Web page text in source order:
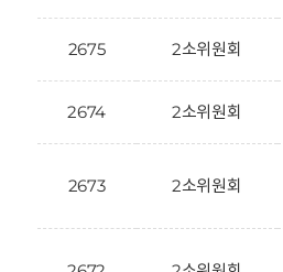
2675 2소위원회
2674 2소위원회
2673 2소위원회